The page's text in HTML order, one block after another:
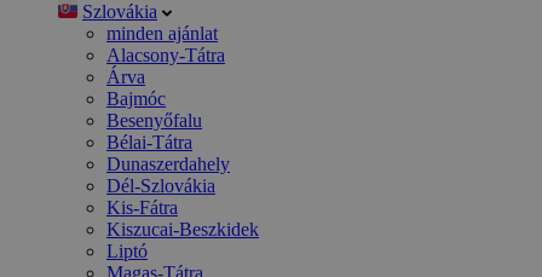
Szlovákia
minden ajánlat
Alacsony-Tátra
Árva
Bajmóc
Besenyőfalu
Bélai-Tátra
Dunaszerdahely
Dél-Szlovákia
Kis-Fátra
Kiszucai-Beszkidek
Liptó